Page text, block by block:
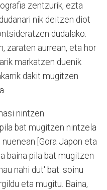
zentzurik, ezta
nik deitzen diot
dudalako:
zaraten aurrean, eta hor
markatzen duenik
dakit mugitzen
nintzen
bat mugitzen nintzela
[Gora Japon eta
baina pila bat mugitzen
nahi dut' bat: soinu
eta mugitu. Baina,